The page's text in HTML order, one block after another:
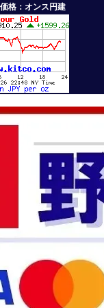
格：オンス円建